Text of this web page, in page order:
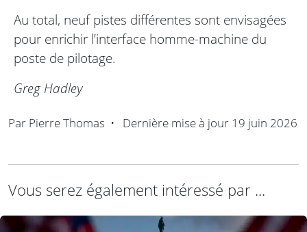
Au total, neuf pistes différentes sont envisagées
pour enrichir l’interface homme-machine du
poste de pilotage.
Greg Hadley
Par Pierre Thomas • Dernière mise à jour 19 juin 2026
Vous serez également intéressé par ...